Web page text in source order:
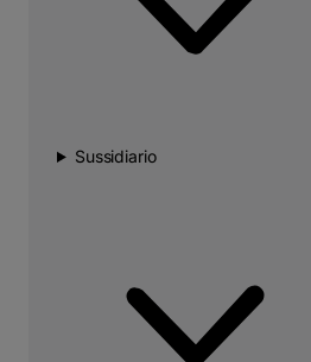
Sussidiario